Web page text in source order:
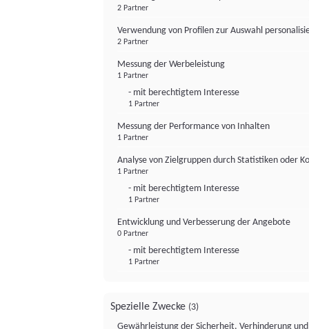
2 Partner
Verwendung von Profilen zur Auswahl
2 Partner
Messung der Werbeleistung
1 Partner
- mit berechtigtem Interesse
1 Partner
Messung der Performance von Inhalten
1 Partner
Analyse von Zielgruppen durch Statistiken oder
1 Partner
- mit berechtigtem Interesse
1 Partner
Entwicklung und Verbesserung der Angebote
0 Partner
- mit berechtigtem Interesse
1 Partner
Spezielle Zwecke (3)
Gewährleistung der Sicherheit, Verhinderung